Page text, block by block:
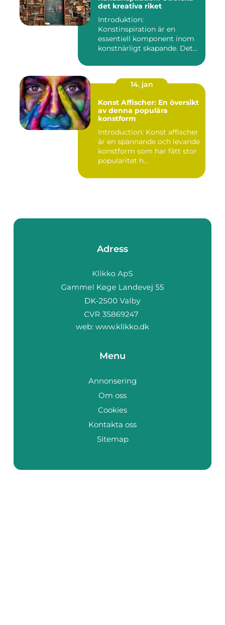
det kreativa riket
Introduktion:
Konstinspiration är en
essentiell komponent inom
konstnärligt skapande. Det
14. jan
Konst Affischer: En översikt
av denna populära
konstform
Introduction: Konst affischer
är en spännande och levande
konstform som har fått stor
popularitet h...
Adress
web: www.klikko.dk
Menu
Annonsering
Om oss
Cookies
Kontakta oss
Sitemap